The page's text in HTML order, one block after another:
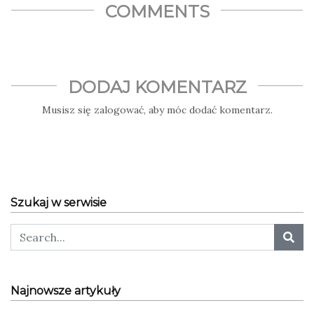
COMMENTS
DODAJ KOMENTARZ
Musisz się zalogować, aby móc dodać komentarz.
Szukaj w serwisie
Najnowsze artykuły